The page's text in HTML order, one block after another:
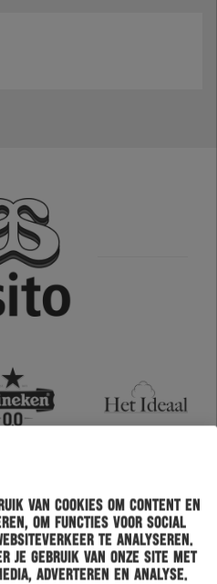
van cookies om content en
om functies voor social
te analyseren.
je gebruik van onze site met
adverteren en analyse.